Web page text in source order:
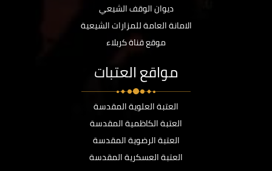
ديوان الوقف الشيعي
الامانة العامة للمزارات الشيعية
موقع قناة كربلاء
مواقع العتبات
العتبة العلوية المقدسة
العتبة الكاظمية المقدسة
العتبة الرضوية المقدسة
العتبة العسكرية المقدسة